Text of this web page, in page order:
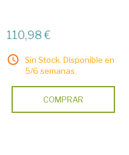
110,98 €
Sin Stock. Disponible en
5/6 semanas.
COMPRAR